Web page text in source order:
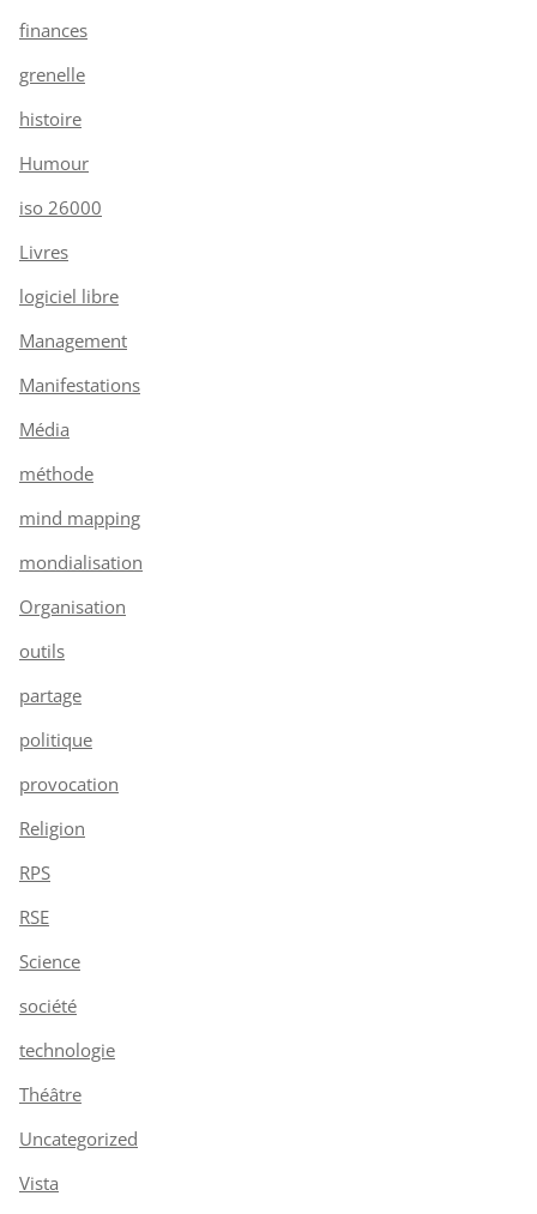
finances
grenelle
histoire
Humour
iso 26000
Livres
logiciel libre
Management
Manifestations
Média
méthode
mind mapping
mondialisation
Organisation
outils
partage
politique
provocation
Religion
RPS
RSE
Science
société
technologie
Théâtre
Uncategorized
Vista